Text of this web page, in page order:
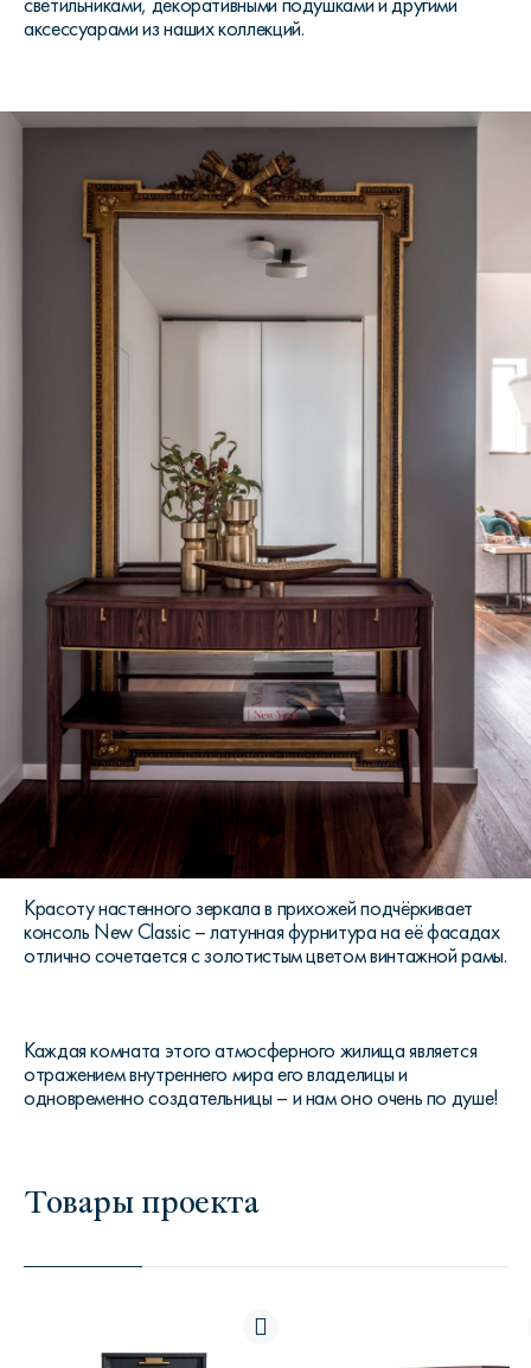
аксессуарами из наших коллекций.
Красоту настенного зеркала в прихожей подчёркивает
консоль New Classic – латунная фурнитура на её фасадах
отлично сочетается с золотистым цветом винтажной рамы.
Каждая комната этого атмосферного жилища является
отражением внутреннего мира его владелицы и
одновременно создательницы – и нам оно очень по душе!
Товары проекта